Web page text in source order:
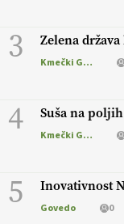
3 Zelena
Kmečki Glas
4 Suša na
Kmečki Glas
5 Inovativnost
Govedo 0